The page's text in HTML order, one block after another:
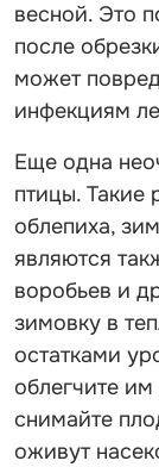
весной. Это
после
может
инфекциям
Еще одна
птицы. Такие
облепиха,
являются
воробьев и
зимовку в
остатками
облегчите
снимайте
оживут